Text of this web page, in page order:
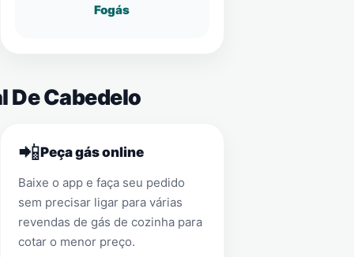
Fogás
De Cabedelo
📲Peça gás online
Baixe o app e faça seu pedido
sem precisar ligar para várias
revendas de gás de cozinha para
cotar o menor preço.